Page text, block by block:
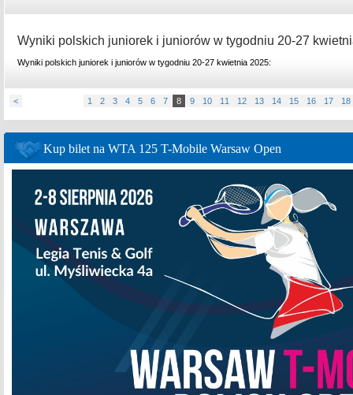
Wyniki polskich juniorek i juniorów w tygodniu 20-27
Wyniki polskich juniorek i juniorów w tygodniu 20-27 kwietnia 2025:
< 1 2 3 4 5 6 7 8 9 10 11 12 13 14 15 16 17 18
Kup bilet na WTA 125 T-Mobile Warsaw Open